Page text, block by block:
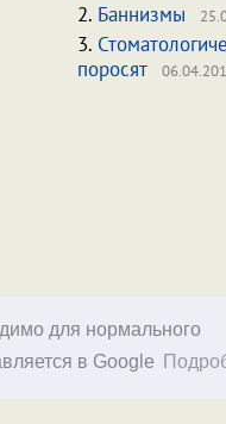
для нормального
в Google
2. Баннизмы
3.
поросят